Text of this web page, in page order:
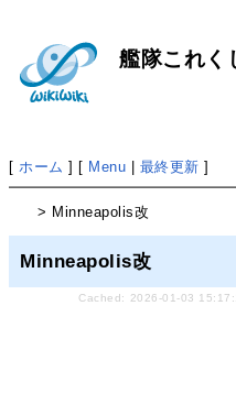
艦隊これく
[ホーム ] [ Menu 最終更新 ]
> Minneapolis改
Minneapolis改
Cached: 2026-01-03